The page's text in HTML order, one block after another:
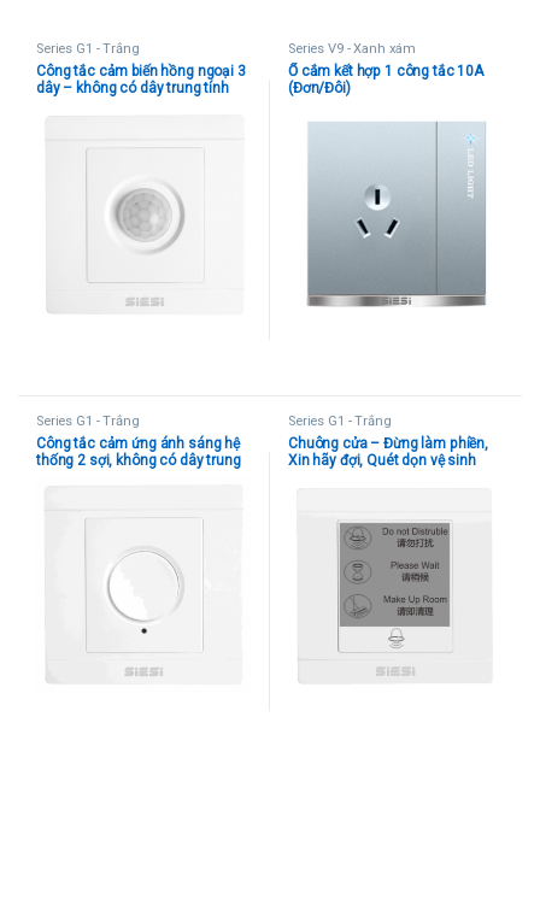
Series G1 - Trắng
Công tắc cảm biến hồng ngoại 3
dây – không có dây trung tính
Series V9 - Xanh xám
Ổ cắm kết hợp 1 công tắc 10A
(Đơn/Đôi)
Series G1 - Trắng
Công tắc cảm ứng ánh sáng hệ
thống 2 sợi, không có dây trung
Series G1 - Trắng
Chuông cửa – Đừng làm phiền,
Xin hãy đợi, Quét dọn vệ sinh